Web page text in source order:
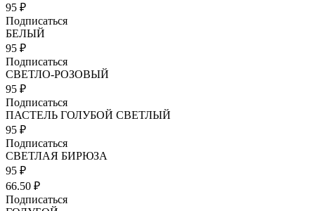
95 ₽
Подписаться
БЕЛЫЙ
95 ₽
Подписаться
СВЕТЛО-РОЗОВЫЙ
95 ₽
Подписаться
ПАСТЕЛЬ ГОЛУБОЙ СВЕТЛЫЙ
95 ₽
Подписаться
СВЕТЛАЯ БИРЮЗА
95 ₽
66.50 ₽
Подписаться